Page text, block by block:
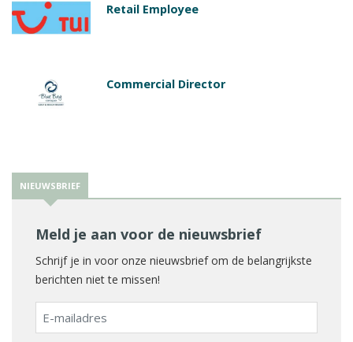
Retail Employee
Commercial Director
NIEUWSBRIEF
Meld je aan voor de nieuwsbrief
Schrijf je in voor onze nieuwsbrief om de belangrijkste
berichten niet te missen!
E-
mailadres